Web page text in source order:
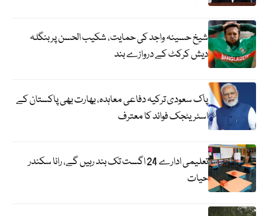
شیخ حسینہ واجد کی حمایت، شکیب الحسن پر بنگلہ
دیش کرکٹ کے دروازے بند
پاک سعودی ترکیہ دفاعی معاہدہ، بھارت بھی پاکستان کے
اسٹریٹجک فوائد کا معترف
تعلیمی ادارے 24 اگست تک بند رہیں گے، رانا سکندر
حیات